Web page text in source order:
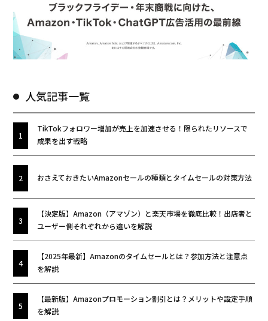
人気記事一覧
TikTokフォロワー増加が売上を加速させる！限られたリソースで
成果を出す戦略
おさえておきたいAmazonセールの種類とタイムセールの対策方法
【決定版】Amazon（アマゾン）と楽天市場を徹底比較！出店者と
ユーザー側それぞれから違いを解説
【2025年最新】Amazonのタイムセールとは？参加方法と注意点
を解説
【最新版】Amazonプロモーション割引とは？メリットや設定手順
を解説